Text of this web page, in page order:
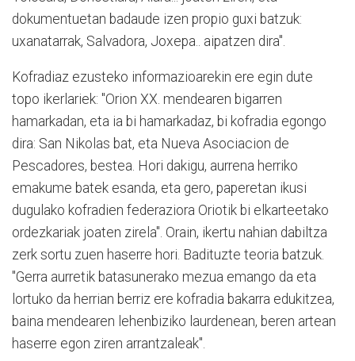
dokumentuetan badaude izen propio guxi batzuk:
uxanatarrak, Salvadora, Joxepa.. aipatzen dira".
Kofradiaz ezusteko informazioarekin ere egin dute
topo ikerlariek: "Orion XX. mendearen bigarren
hamarkadan, eta ia bi hamarkadaz, bi kofradia egongo
dira: San Nikolas bat, eta Nueva Asociacion de
Pescadores, bestea. Hori dakigu, aurrena herriko
emakume batek esanda, eta gero, paperetan ikusi
dugulako kofradien federaziora Oriotik bi elkarteetako
ordezkariak joaten zirela". Orain, ikertu nahian dabiltza
zerk sortu zuen haserre hori. Badituzte teoria batzuk.
"Gerra aurretik batasunerako mezua emango da eta
lortuko da herrian berriz ere kofradia bakarra edukitzea,
baina mendearen lehenbiziko laurdenean, beren artean
haserre egon ziren arrantzaleak".